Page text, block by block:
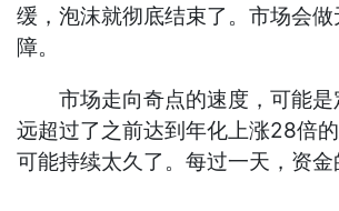
缓，泡沫就彻底结束了。市场会
障。
市场走向奇点的速度，可能是
远超过了之前达到年化上涨28倍
可能持续太久了。每过一天，资